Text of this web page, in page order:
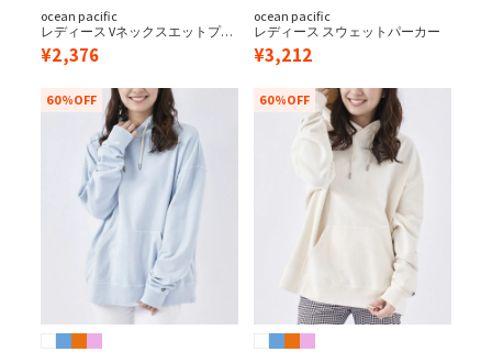
ocean pacific
レディース Vネックスエットプル
オーバー
¥2,376
ocean pacific
レディース スウェットパーカー
¥3,212
60%OFF 60%OFF